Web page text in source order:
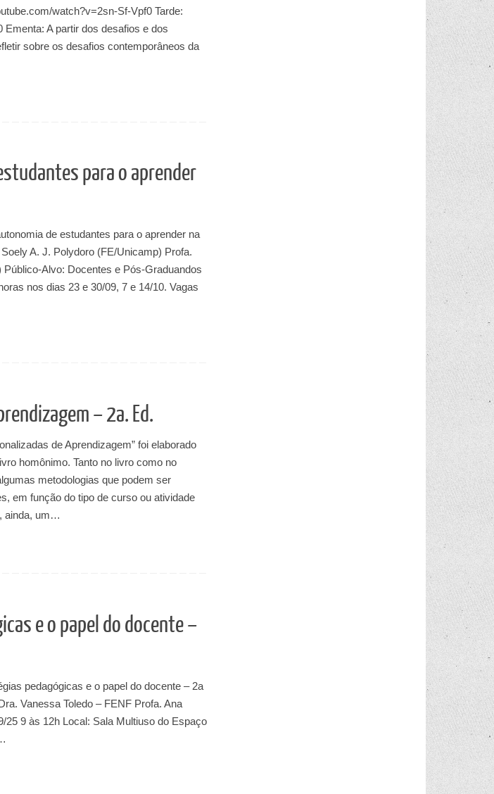
watch?v=2sn-Sf-Vpf0 Tarde:
A partir dos desafios e dos
sobre os desafios contemporâneos da
para o aprender
de estudantes para o aprender na
A. J. Polydoro (FE/Unicamp) Profa.
Alvo: Docentes e Pós-Graduandos
nos dias 23 e 30/09, 7 e 14/10. Vagas
– 2a. Ed.
de Aprendizagem” foi elaborado
homônimo. Tanto no livro como no
metodologias que podem ser
em função do tipo de curso ou atividade
ainda, um…
e o papel do docente –
pedagógicas e o papel do docente – 2a
Vanessa Toledo – FENF Profa. Ana
25 9 às 12h Local: Sala Multiuso do Espaço